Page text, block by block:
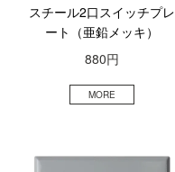
スチール2口スイッチプレ
ート（亜鉛メッキ）
880円